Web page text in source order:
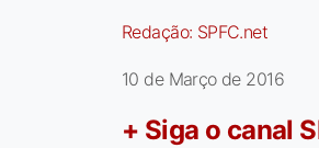
Redação: SPFC.net
10 de Março de 2016
+ Siga o canal